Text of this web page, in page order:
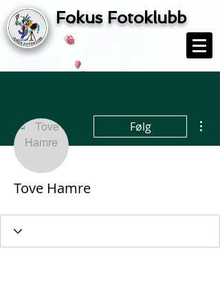
Fokus Fotoklubb
Følg
Tove Hamre